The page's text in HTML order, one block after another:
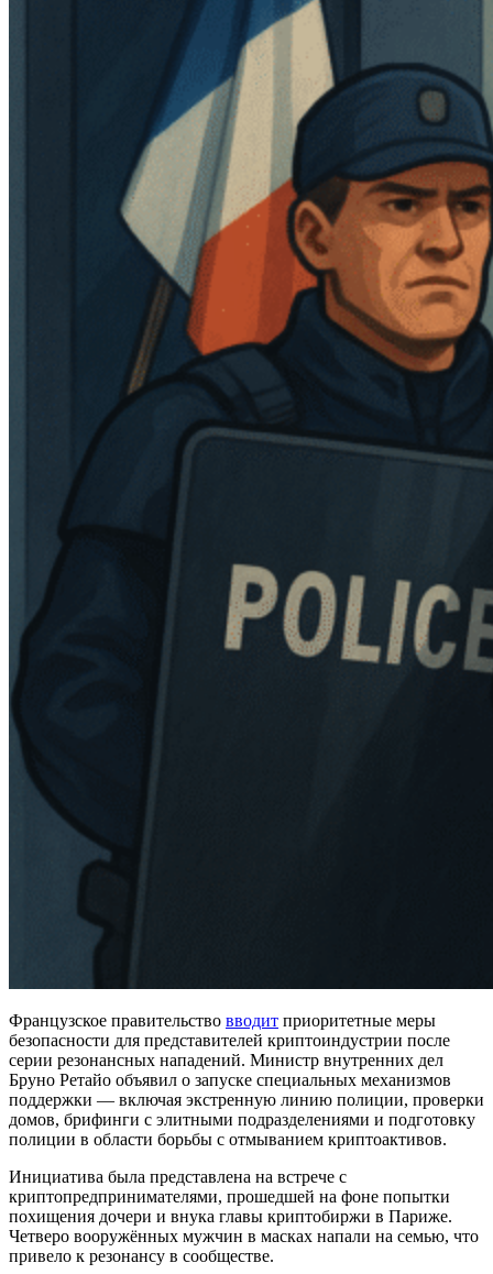
Французское правительство вводит приоритетные меры
безопасности для представителей криптоиндустрии после
серии резонансных нападений. Министр внутренних дел
Бруно Ретайо объявил о запуске специальных механизмов
поддержки — включая экстренную линию полиции, проверки
домов, брифинги с элитными подразделениями и подготовку
полиции в области борьбы с отмыванием криптоактивов.
Инициатива была представлена на встрече с
криптопредпринимателями, прошедшей на фоне попытки
похищения дочери и внука главы криптобиржи в Париже.
Четверо вооружённых мужчин в масках напали на семью, что
привело к резонансу в сообществе.